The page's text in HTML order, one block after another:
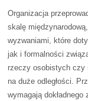
Organizacja
skalę
wyzwaniami, które
jak i formalności
rzeczy osobistych czy
na duże odległości.
wymagają dokładnego